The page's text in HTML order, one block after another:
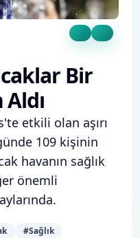
Bir
etkili olan aşırı
109 kişinin
havanın sağlık
önemli
#Sağlık